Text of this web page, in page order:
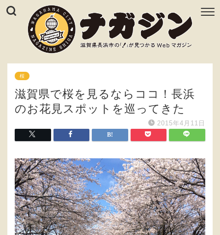
桜
滋賀県で桜を見るならココ！長浜
のお花見スポットを巡ってきた
2015年4月11日